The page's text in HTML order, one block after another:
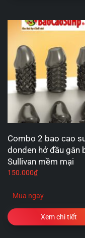
Combo 2 bao cao
donden hở đầu gân
Sullivan mềm mại
150.000₫
Mua ngay
Xem chi tiết